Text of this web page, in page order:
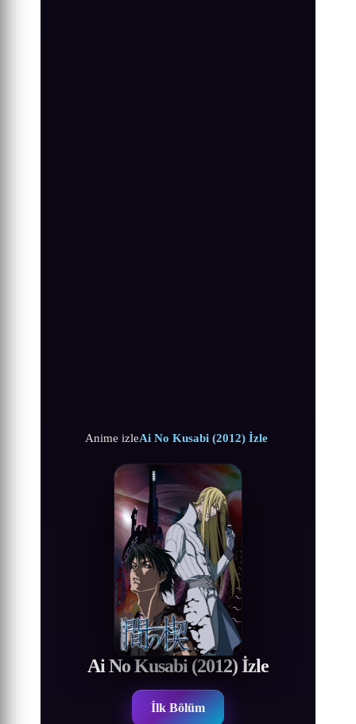
Anime izleAi No Kusabi (2012) İzle
Ai No Kusabi (2012) İzle
İlk Bölüm